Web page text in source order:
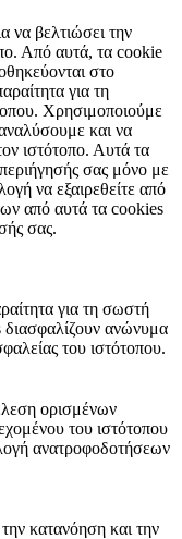
να βελτιώσει την
Από αυτά, τα cookie
στο
για τη
Χρησιμοποιούμε
και να
ιστότοπο. Αυτά τα
σας μόνο με
να εξαιρεθείτε από
από αυτά τα cookies
σας.
για τη σωστή
διασφαλίζουν ανώνυμα
του ιστότοπου.
ορισμένων
του ιστότοπου
ανατροφοδοτήσεων
κατανόηση και την